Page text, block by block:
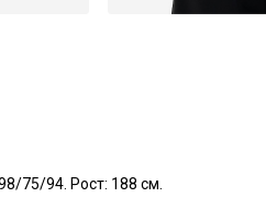
75/94. Рост: 188 см.